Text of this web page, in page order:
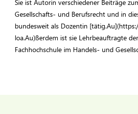
Sie ist Autorin verschiedener Beiträge
Gesellschafts- und Berufsrecht und in
bundesweit als Dozentin
loa.Au)ßerdem ist sie Lehrbeauftragte
Fachhochschule im Handels- und